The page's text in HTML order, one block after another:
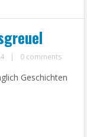
| 0 comments
Geschichten